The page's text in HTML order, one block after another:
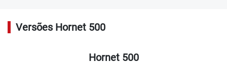
Versões Hornet 500
Hornet 500